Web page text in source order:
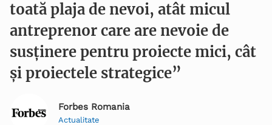
toată plaja de nevoi, atât micul
antreprenor care are nevoie de
susținere pentru proiecte mici, cât
și proiectele strategice”
Forbes Romania
Actualitate